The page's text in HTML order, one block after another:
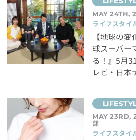
MAY 24TH,
ライフスタ
【地球の
球スーパー
る！』5月
レビ・日本
MAY 23RD,
部
ライフスタ